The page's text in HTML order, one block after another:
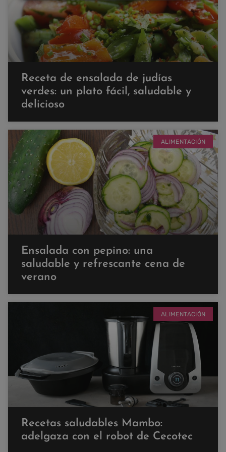
Receta de ensalada de judías
verdes: un plato fácil, saludable y
delicioso
ALIMENTACIÓN
Ensalada con pepino: una
saludable y refrescante cena de
verano
ALIMENTACIÓN
Recetas saludables Mambo:
adelgaza con el robot de Cecotec